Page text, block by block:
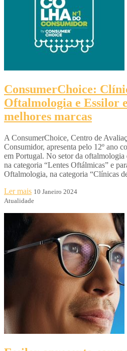
ConsumerChoice:
Oftalmologia e Essilor
melhores marcas
A ConsumerChoice, Centro de
Consumidor, apresenta pelo 12º ano
em Portugal. No setor da oftalmologia
na categoria “Lentes Oftálmicas” e
Oftalmologia, na categoria “Clínicas
Ler mais 10 Janeiro 2024
Atualidade